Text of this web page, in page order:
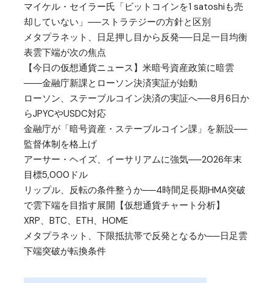
マイケル・セイラー氏「ビットコインを1 satoshiも売
却していない」──ストラテジーの方針と区別
メタプラネット、日足押し目から反発──日足一目均衡
表雲下端が次の焦点
【今日の仮想通貨ニュース】米暗号資産政策に暗雲
――金融庁新課とローソン決済実証が始動
ローソン、ステーブルコイン決済の実証へ──8月6日か
らJPYCやUSDC対応
金融庁が「暗号資産・ステーブルコイン課」を新設──
監督体制を格上げ
アーサー・ヘイズ、イーサリアムに強気──2026年末
目標5,000ドル
リップル、反転の条件整うか──4時間足長期HMA突破
で雲下端を目指す展開【仮想通貨チャート分析】
XRP、BTC、ETH、HOME
メタプラネット、下限抵抗帯で反発となるか──日足雲
下端突破が転換条件